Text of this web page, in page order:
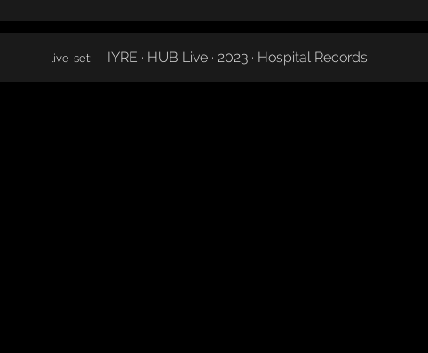
live-set: IYRE · HUB Live · 2023 · Hospital Records